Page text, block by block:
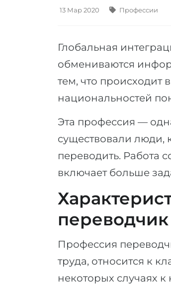
13 Мар 2020 Профессии
Глобальная
обмениваются
тем, что происходит
национальностей
Эта профессия —
существовали люди,
переводить. Работа
включает больше
переводчик
Профессия
труда, относится к
некоторых случаях к